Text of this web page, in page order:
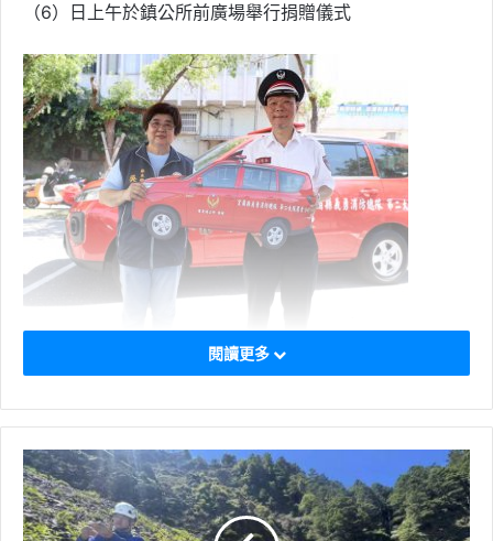
（6）日上午於鎮公所前廣場舉行捐贈儀式
羅東鎮內巷道狹小，小型救災協勤車具備高度機動性及救
災能量，可協助提供更為快速且安全的交通載具，讓救災
範消防人員於火場中受困、受傷或長時間靜止不動時，自
動發出高分貝警報及閃光訊號，協助搜救人員迅速定位救
援，強化了執勤安全保障。
閱讀更多